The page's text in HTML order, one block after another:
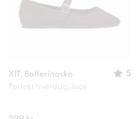
XIT, Ballerinasko
5
Perfekt hverdagslook